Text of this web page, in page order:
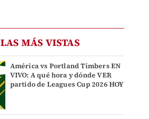
LAS MÁS VISTAS
América vs Portland Timbers EN
VIVO: A qué hora y dónde VER
partido de Leagues Cup 2026 HOY